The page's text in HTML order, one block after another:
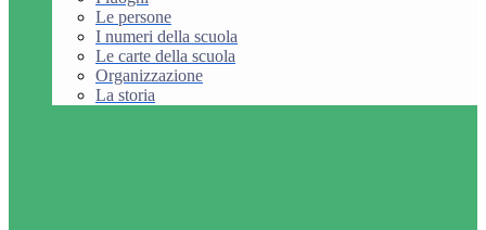
Le persone
I numeri della scuola
Le carte della scuola
Organizzazione
La storia